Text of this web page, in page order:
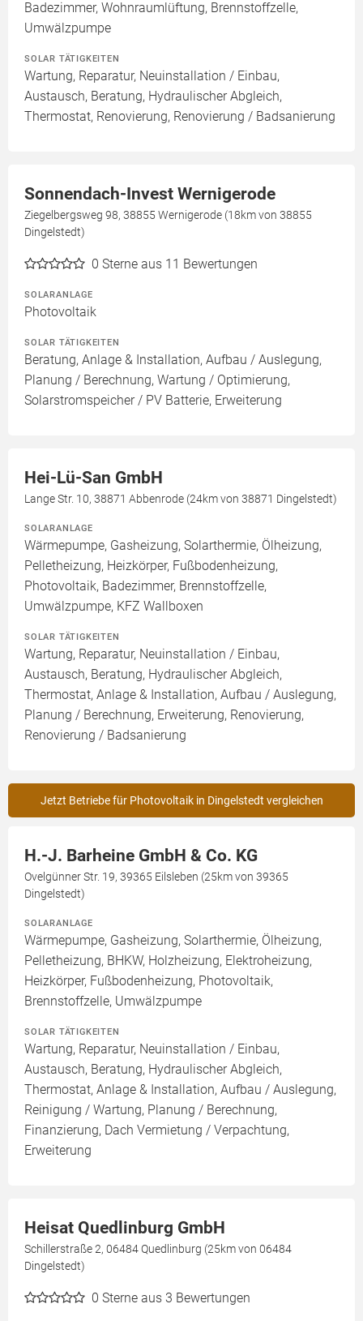
Badezimmer, Wohnraumlüftung, Brennstoffzelle,
Umwälzpumpe
SOLAR TÄTIGKEITEN
Wartung, Reparatur, Neuinstallation / Einbau,
Austausch, Beratung, Hydraulischer Abgleich,
Thermostat, Renovierung, Renovierung / Badsanierung
Sonnendach-Invest Wernigerode
Ziegelbergsweg 98, 38855 Wernigerode (18km von 38855
Dingelstedt)
0 Sterne aus 11 Bewertungen
SOLARANLAGE
Photovoltaik
SOLAR TÄTIGKEITEN
Beratung, Anlage & Installation, Aufbau / Auslegung,
Planung / Berechnung, Wartung / Optimierung,
Solarstromspeicher / PV Batterie, Erweiterung
Hei-Lü-San GmbH
Lange Str. 10, 38871 Abbenrode (24km von 38871 Dingelstedt)
SOLARANLAGE
Wärmepumpe, Gasheizung, Solarthermie, Ölheizung,
Pelletheizung, Heizkörper, Fußbodenheizung,
Photovoltaik, Badezimmer, Brennstoffzelle,
Umwälzpumpe, KFZ Wallboxen
SOLAR TÄTIGKEITEN
Wartung, Reparatur, Neuinstallation / Einbau,
Austausch, Beratung, Hydraulischer Abgleich,
Thermostat, Anlage & Installation, Aufbau / Auslegung,
Planung / Berechnung, Erweiterung, Renovierung,
Renovierung / Badsanierung
Jetzt Betriebe für Photovoltaik in Dingelstedt vergleichen
H.-J. Barheine GmbH & Co. KG
Ovelgünner Str. 19, 39365 Eilsleben (25km von 39365
Dingelstedt)
SOLARANLAGE
Wärmepumpe, Gasheizung, Solarthermie, Ölheizung,
Pelletheizung, BHKW, Holzheizung, Elektroheizung,
Heizkörper, Fußbodenheizung, Photovoltaik,
Brennstoffzelle, Umwälzpumpe
SOLAR TÄTIGKEITEN
Wartung, Reparatur, Neuinstallation / Einbau,
Austausch, Beratung, Hydraulischer Abgleich,
Thermostat, Anlage & Installation, Aufbau / Auslegung,
Reinigung / Wartung, Planung / Berechnung,
Finanzierung, Dach Vermietung / Verpachtung,
Erweiterung
Heisat Quedlinburg GmbH
Schillerstraße 2, 06484 Quedlinburg (25km von 06484
Dingelstedt)
0 Sterne aus 3 Bewertungen